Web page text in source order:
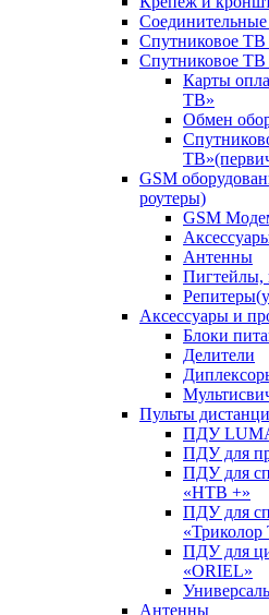
Спутниковое
Спутниковое ТВ
Карты
ТВ»
Обмен
GSM
роутеры)
GSM
Антенны
Пигтейлы,
Аксессуары и
Блоки
Делители
Пульты
ПДУ
ПДУ для
ПДУ для
«НТВ +»
ПДУ для
ПДУ для
«ORIEL»
Антенны